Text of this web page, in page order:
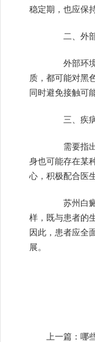
稳定期，也应保
二、外部
外部环境
质，都可能对黑
同时避免接触可
三、疾病
需要指出
身也可能存在某
心，积极配合医
苏州白癜
样，既与患者的
因此，患者应全
展。
上一篇： 哪